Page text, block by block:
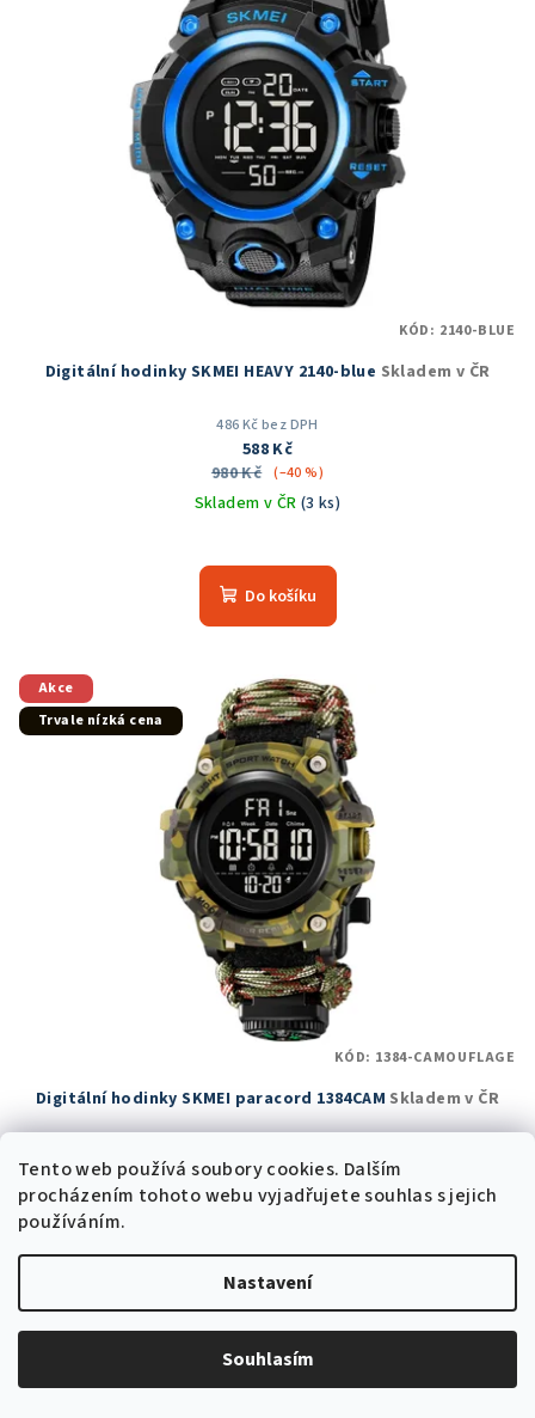
Tento web používá soubory cookies. Dalším
procházením tohoto webu vyjadřujete souhlas s jejich
používáním.
Nastavení
Souhlasím
Digitální hodinky SKMEI HEAVY 2140-blue Skladem v ČR
486 Kč bez DPH
588 Kč
980 Kč (–40 %)
Skladem v ČR (3 ks)
hodnocení
produktu
5
hvězdiček.
Do košíku
KÓD: 2140-BLUE
Akce
Trvale nízká cena
Digitální hodinky SKMEI paracord 1384CAM Skladem v ČR
528 Kč
980 Kč (–46 %)
Průměrné
hodnocení
produktu
5,0
z
KÓD: 1384-CAMOUFLAGE